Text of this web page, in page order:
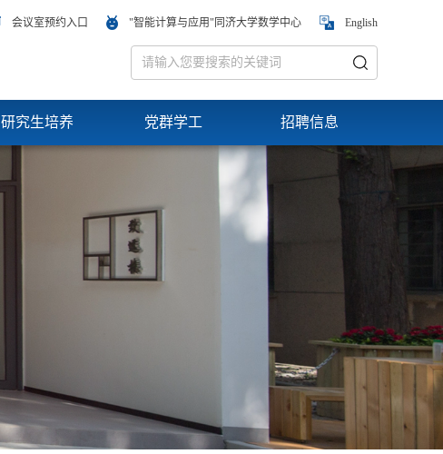
会议室预约入口 "智能计算与应用"同济大学数学中心 English
研究生培养 党群学工 招聘信息